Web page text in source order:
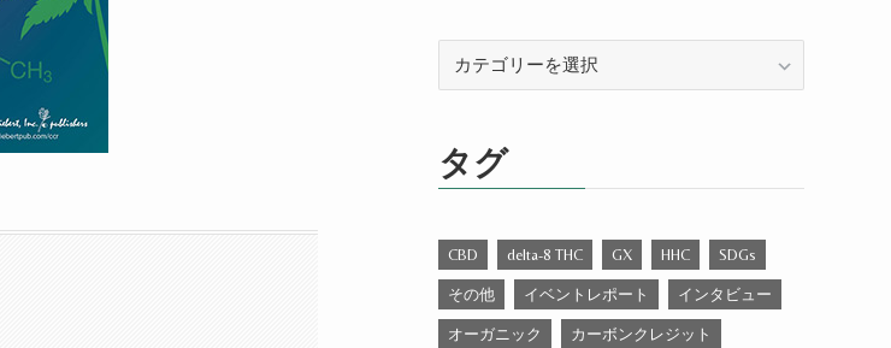
ー
タグ
CBD delta-8 THC GX HHC SDGs
その他 イベントレポート インタビュー
オーガニック カーボンクレジット